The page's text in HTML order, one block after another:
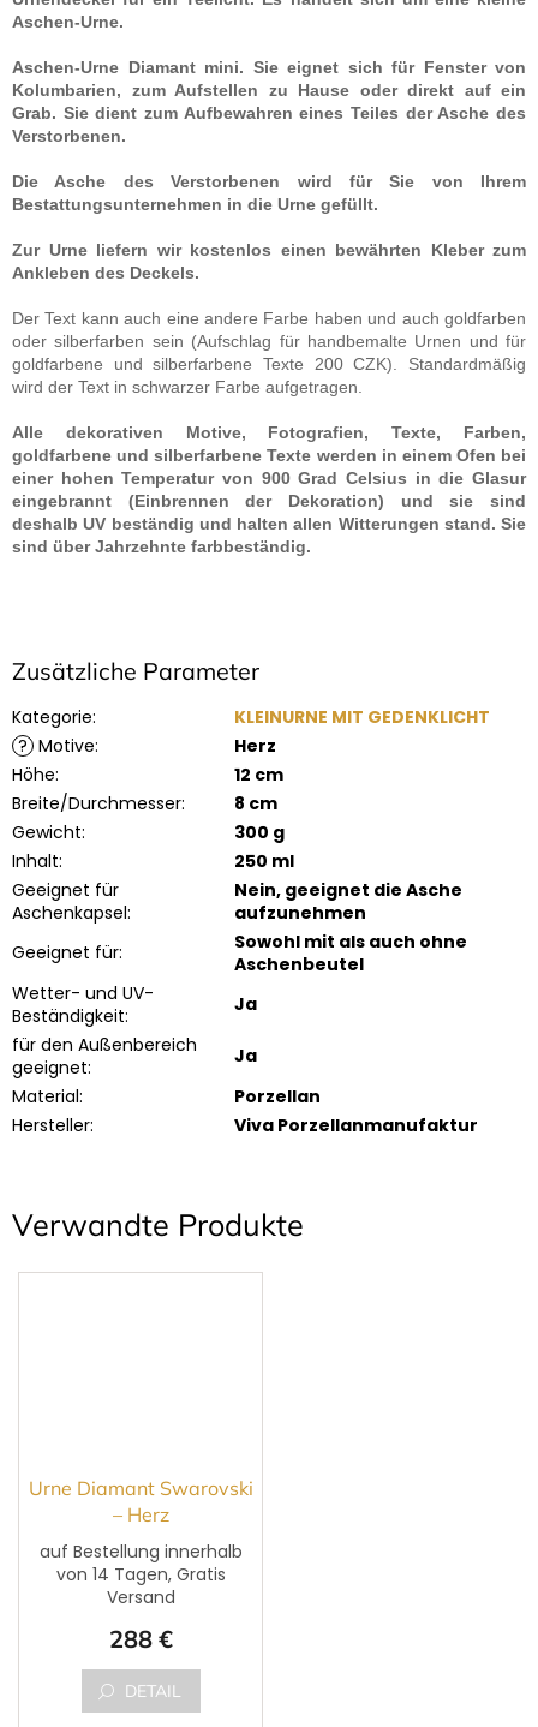
Verwandte Produkte
Urne Diamant Swarovski
– Herz
auf Bestellung innerhalb
von 14 Tagen, Gratis
Versand
288 €
DETAIL
Aschen-Urne.
Aschen-Urne Diamant mini. Sie eignet sich für Fenster von
Kolumbarien, zum Aufstellen zu Hause oder direkt auf ein
Grab. Sie dient zum Aufbewahren eines Teiles der Asche des
Verstorbenen.
Die Asche des Verstorbenen wird für Sie von Ihrem
Bestattungsunternehmen in die Urne gefüllt.
Zur Urne liefern wir kostenlos einen bewährten Kleber zum
Ankleben des Deckels.
Der Text kann auch eine andere Farbe haben und auch goldfarben
oder silberfarben sein (Aufschlag für handbemalte Urnen und für
goldfarbene und silberfarbene Texte 200 CZK). Standardmäßig
wird der Text in schwarzer Farbe aufgetragen.
Alle dekorativen Motive, Fotografien, Texte, Farben,
goldfarbene und silberfarbene Texte werden in einem Ofen bei
einer hohen Temperatur von 900 Grad Celsius in die Glasur
eingebrannt (Einbrennen der Dekoration) und sie sind
deshalb UV beständig und halten allen Witterungen stand. Sie
sind über Jahrzehnte farbbeständig.
Zusätzliche Parameter
Kategorie:
KLEINURNE MIT GEDENKLICHT
? Motive:
Herz
Höhe:
12 cm
Breite/Durchmesser:
8 cm
Gewicht:
300 g
Inhalt:
250 ml
Geeignet für
Aschenkapsel:
Nein, geeignet die Asche
aufzunehmen
Geeignet für:
Sowohl mit als auch ohne
Aschenbeutel
Wetter- und UV-
Beständigkeit:
Ja
für den Außenbereich
geeignet:
Ja
Material:
Porzellan
Hersteller: Viva Porzellanmanufaktur